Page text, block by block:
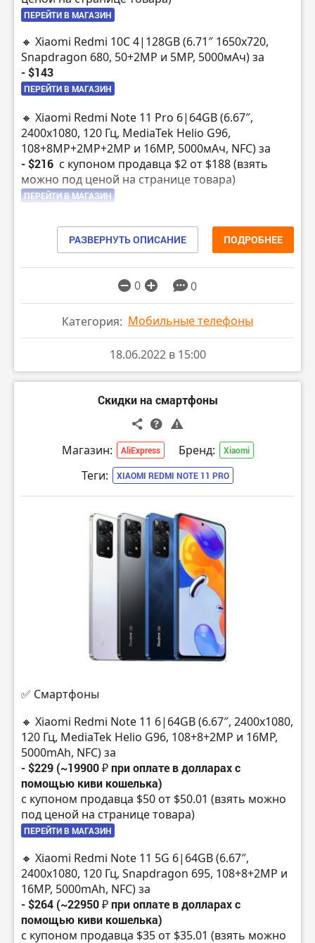
ПЕРЕЙТИ В МАГАЗИН
🔸 Xiaomi Redmi 10C 4|128GB (6.71″ 1650х720,
Snapdragon 680, 50+2MP и 5MP, 5000мАч) за
- $143
ПЕРЕЙТИ В МАГАЗИН
🔸 Xiaomi Redmi Note 11 Pro 6|64GB (6.67″,
2400х1080, 120 Гц, MediaTek Helio G96,
108+8MP+2MP+2MP и 16MP, 5000мАч, NFC) за
- $216 с купоном продавца $2 от $188 (взять
можно под ценой на странице товара)
ПЕРЕЙТИ В МАГАЗИН
🔸 Realme 9 Pro 8|128GB (6.6″, 2412×1080 120Гц,
Snapdragon 695 5G, 64+8+2MP и 16MP, 5000мАч,
NFC) за- $269.87с купоном продавца $4 от $224
(взять можно под ценой на странице товара)
🔸 OnePlus Nord 2T 8|128GB (6.43″ 2400×1080
90Hz, Dimensity 1300, 50+8+2MP и 32MP, 4500мАч
80W) за- $392.12с купоном продавца $12 от
$399 (взять можно под ценой на странице
товара)
РАЗВЕРНУТЬ ОПИСАНИЕ ПОДРОБНЕЕ
0 0
Категория: Мобильные телефоны
18.06.2022 в 15:00
Скидки на смартфоны
Магазин: AliExpress Бренд: Xiaomi
Теги: XIAOMI REDMI NOTE 11 PRO
✅ Смартфоны
🔸 Xiaomi Redmi Note 11 6|64GB (6.67″, 2400х1080,
120 Гц, MediaTek Helio G96, 108+8+2MP и 16MP,
5000mAh, NFC) за
- $229 (~19900 ₽ при оплате в долларах с
помощью киви кошелька)
с купоном продавца $50 от $50.01 (взять можно
под ценой на странице товара)
ПЕРЕЙТИ В МАГАЗИН
🔸 Xiaomi Redmi Note 11 5G 6|64GB (6.67″,
2400х1080, 120 Гц, Snapdragon 695, 108+8+2MP и
16MP, 5000mAh, NFC) за
- $264 (~22950 ₽ при оплате в долларах с
помощью киви кошелька)
с купоном продавца $35 от $35.01 (взять можно